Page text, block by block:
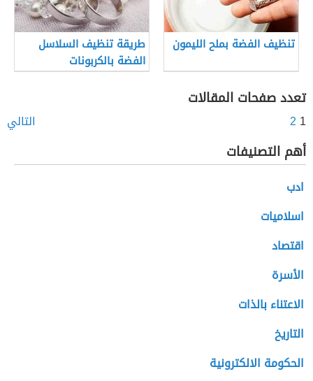
تنظيف الفضة بملح الليمون
طريقة تنظيف السلاسل
الفضة بالكربونات
تعدد صفحات المقالات
1
2 التالي
أهم التصنيفات
ادب
اسلاميات
اقتصاد
الأسرة
الاعتناء بالذات
التاريخ
الحكومة الالكترونية